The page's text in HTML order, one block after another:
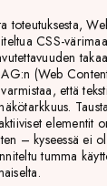
toteutuksesta,
CSS-
(Web
että
elementit
– kyseessä ei
tumma